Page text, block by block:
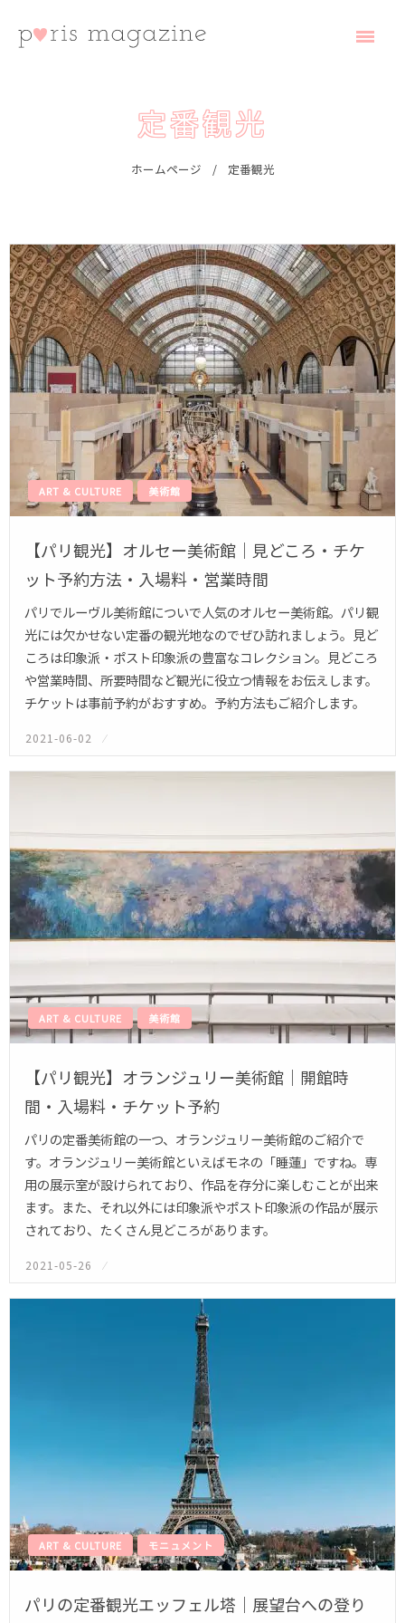
定番観光
ホームページ 定番観光
ART & CULTURE 美術館
【パリ観光】オルセー美術館｜見どころ・チケ
ット予約方法・入場料・営業時間
パリでルーヴル美術館についで人気のオルセー美術館。パリ観
光には欠かせない定番の観光地なのでぜひ訪れましょう。見ど
ころは印象派・ポスト印象派の豊富なコレクション。見どころ
や営業時間、所要時間など観光に役立つ情報をお伝えします。
チケットは事前予約がおすすめ。予約方法もご紹介します。
投
稿
日:
2021-06-02
ART & CULTURE 美術館
【パリ観光】オランジュリー美術館｜開館時
間・入場料・チケット予約
パリの定番美術館の一つ、オランジュリー美術館のご紹介で
す。オランジュリー美術館といえばモネの「睡蓮」ですね。専
用の展示室が設けられており、作品を存分に楽しむことが出来
ます。また、それ以外には印象派やポスト印象派の作品が展示
されており、たくさん見どころがあります。
投
稿
日:
2021-05-26
ART & CULTURE モニュメント
パリの定番観光エッフェル塔｜展望台への登り